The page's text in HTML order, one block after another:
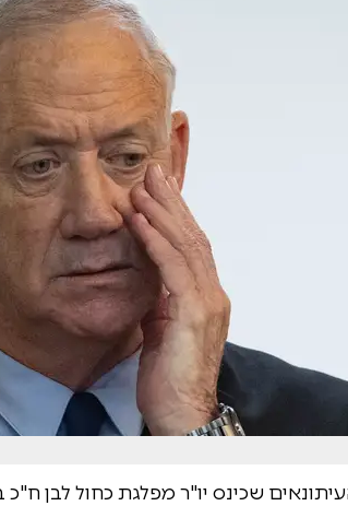
שכינס יו"ר מפלגת כחול לבן ח"כ